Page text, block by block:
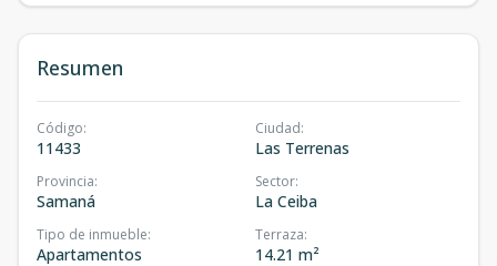
Resumen
Código:
11433
Ciudad:
Las Terrenas
Provincia:
Samaná
Sector:
La Ceiba
Tipo de inmueble:
Apartamentos
Terraza:
14.21 m²